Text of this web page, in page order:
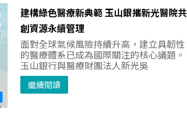
建構綠色醫療新典範 玉山銀攜新光醫院共
創資源永續管理
面對全球氣候風險持續升高，建立具韌性
的醫療體系已成為國際關注的核心議題。
玉山銀行與醫療財團法人新光吳
繼續閱讀